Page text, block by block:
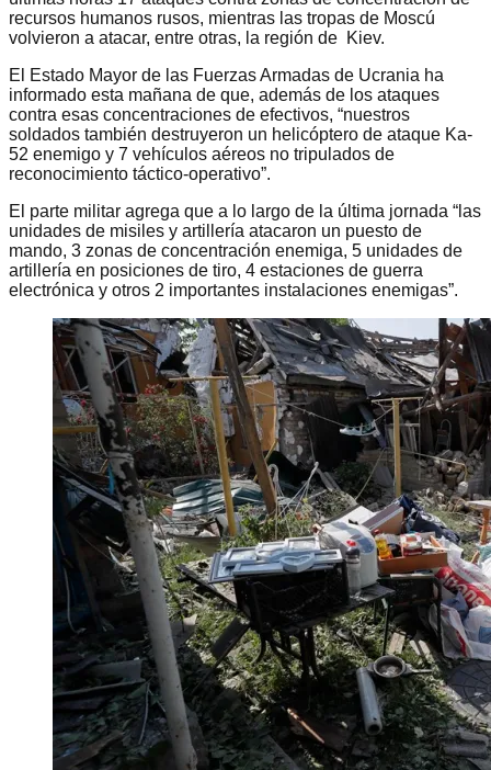
recursos humanos rusos, mientras las tropas de Moscú
volvieron a atacar, entre otras, la región de Kiev.
El Estado Mayor de las Fuerzas Armadas de Ucrania ha
informado esta mañana de que, además de los ataques
contra esas concentraciones de efectivos, “nuestros
soldados también destruyeron un helicóptero de ataque Ka-
52 enemigo y 7 vehículos aéreos no tripulados de
reconocimiento táctico-operativo”.
El parte militar agrega que a lo largo de la última jornada “las
unidades de misiles y artillería atacaron un puesto de
mando, 3 zonas de concentración enemiga, 5 unidades de
artillería en posiciones de tiro, 4 estaciones de guerra
electrónica y otros 2 importantes instalaciones enemigas”.